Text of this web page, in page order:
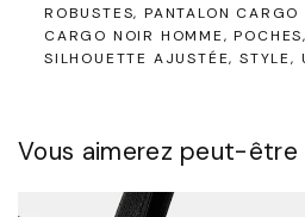
ROBUSTES PANTALON CARGO
CARGO NOIR HOMME
POCHES
SILHOUETTE AJUSTÉE STYLE
Vous aimerez peut-être